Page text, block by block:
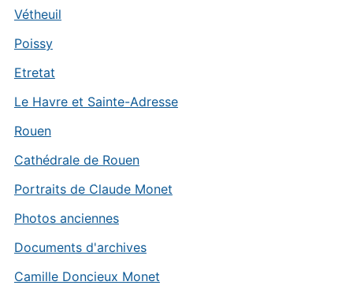
Vétheuil
Poissy
Etretat
Le Havre et Sainte-Adresse
Rouen
Cathédrale de Rouen
Portraits de Claude Monet
Photos anciennes
Documents d'archives
Camille Doncieux Monet